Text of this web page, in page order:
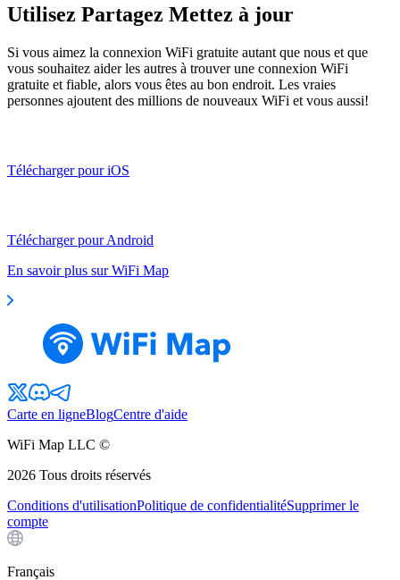
Utilisez Partagez Mettez à jour
Si vous aimez la connexion WiFi gratuite autant que nous et que
vous souhaitez aider les autres à trouver une connexion WiFi
gratuite et fiable, alors vous êtes au bon endroit. Les vraies
personnes ajoutent des millions de nouveaux WiFi et vous aussi!
Télécharger pour iOS
Télécharger pour Android
En savoir plus sur WiFi Map
Carte en ligneBlogCentre d'aide
WiFi Map LLC ©
2026 Tous droits réservés
Conditions d'utilisationPolitique de confidentialitéSupprimer le
compte
Français